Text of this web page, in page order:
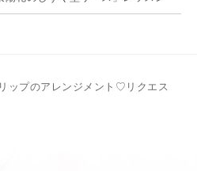
ップのアレンジメント♡リクエス